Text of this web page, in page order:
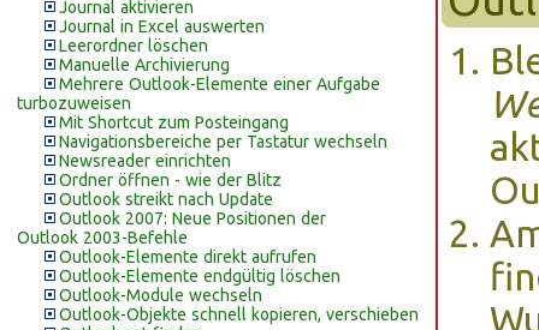
Journal aktivieren
Journal in Excel auswerten
Leerordner löschen
Manuelle Archivierung
Mehrere Outlook-Elemente einer Aufgabe
turbozuweisen
Mit Shortcut zum Posteingang
Navigationsbereiche per Tastatur wechseln
Newsreader einrichten
Ordner öffnen - wie der Blitz
Outlook streikt nach Update
Outlook 2007: Neue Positionen der
Outlook 2003-Befehle
Outlook-Elemente direkt aufrufen
Outlook-Elemente endgültig löschen
Outlook-Module wechseln
Outlook-Objekte schnell kopieren, verschieben